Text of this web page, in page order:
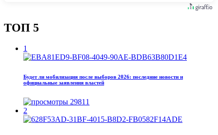
ТОП 5
1
Будет ли мобилизация после выборов 2026: последние новости и
официальные заявления властей
29811
2